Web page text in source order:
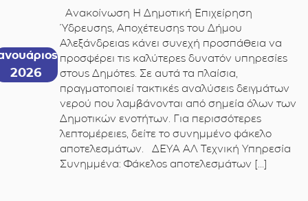
2026
Ανακοίνωση Η Δημοτική Επιχείρηση
Ύδρευσης, Αποχέτευσης του Δήμου
Αλεξάνδρειας κάνει συνεχή προσπάθεια να
προσφέρει τις καλύτερες δυνατόν υπηρεσίες
στους Δημότες. Σε αυτά τα πλαίσια,
πραγματοποιεί τακτικές αναλύσεις δειγμάτων
νερού που λαμβάνονται από σημεία όλων των
Δημοτικών ενοτήτων. Για περισσότερες
λεπτομέρειες, δείτε το συνημμένο φάκελο
αποτελεσμάτων. ΔΕΥΑ ΑΛ Τεχνική Υπηρεσία
Συνημμένα: Φάκελος αποτελεσμάτων […]